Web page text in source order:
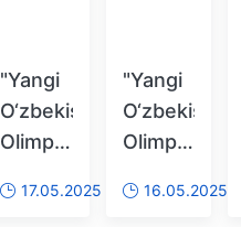
"Yangi
O‘zbekiston
Olimpiya
Chempionlarimiz
17.05.2025
"Yangi
O‘zbekiston
Olimpiya
16.05.2025